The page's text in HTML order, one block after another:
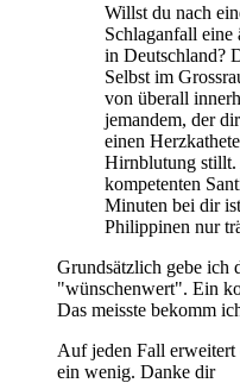
Willst du nach
Schlaganfall eine
in Deutschland?
Selbst im
von überall
jemandem, der
einen
Hirnblutung stillt.
kompetenten
Minuten bei dir
Philippinen nur
Grundsätzlich gebe ich
"wünschenwert". Ein
Das meisste bekomm
Auf jeden Fall
ein wenig. Danke dir